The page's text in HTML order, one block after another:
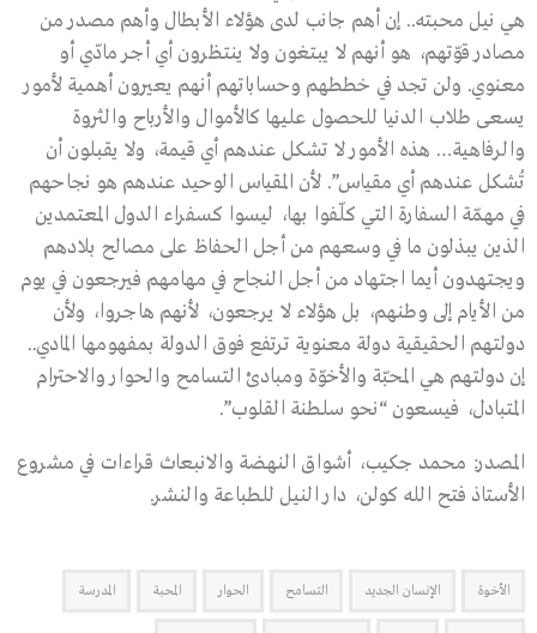
هي نيل محبته.. إن أهم جانب لدى هؤلاء الأبطال وأهم مصدر من
مصادر قوّتهم، هو أنهم لا يبتغون ولا ينتظرون أي أجر مادّي أو
معنوي. ولن تجد في خططهم وحساباتهم أنهم يعيرون أهمية لأمور
يسعى طلاب الدنيا للحصول عليها كالأموال والأرباح والثروة
والرفاهية… هذه الأمور لا تشكل عندهم أي قيمة، ولا يقبلون أن
تُشكل عندهم أي مقياس”. لأن المقياس الوحيد عندهم هو نجاحهم
في مهمّة السفارة التي كلّفوا بها، ليسوا كسفراء الدول المعتمدين
الذين يبذلون ما في وسعهم من أجل الحفاظ على مصالح بلادهم
ويجتهدون أيما اجتهاد من أجل النجاح في مهامهم فيرجعون في يوم
من الأيام إلى وطنهم، بل هؤلاء لا يرجعون، لأنهم هاجروا، ولأن
دولتهم الحقيقية دولة معنوية ترتفع فوق الدولة بمفهومها المادي..
إن دولتهم هي المحبّة والأخوّة ومبادئ التسامح والحوار والاحترام
المتبادل، فيسعون “نحو سلطنة القلوب”.
المصدر: محمد جكيب، أشواق النهضة والانبعاث قراءات في مشروع
الأستاذ فتح الله كولن، دار النيل للطباعة والنشر.
الأخوة الإنسان الجديد التسامح الحوار المحبة المدرسة